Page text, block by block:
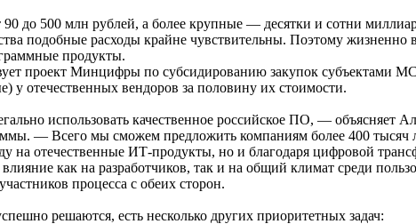
до 500 млн рублей, а более крупные — десятки и сотни
подобные расходы крайне чувствительны. Поэтому жизненно
продукты.
проект Минцифры по субсидированию закупок субъектами
у отечественных вендоров за половину их стоимости.
использовать качественное российское ПО, — объясняет
— Всего мы сможем предложить компаниям более 400 тысяч
на отечественные ИТ-продукты, но и благодаря цифровой
как на разработчиков, так и на общий климат среди
процесса с обеих сторон.
решаются, есть несколько других приоритетных задач: